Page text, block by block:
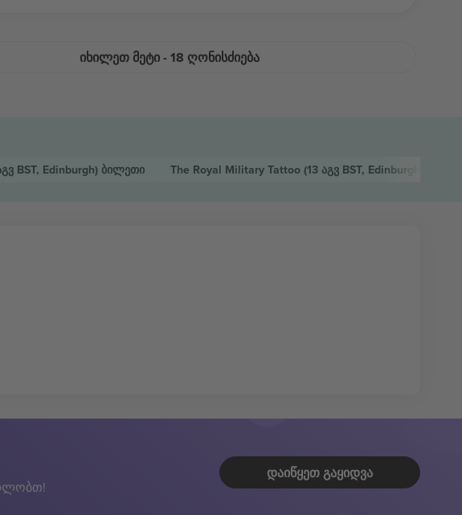
ᲘᲮᲘᲚᲔᲗ ᲛᲔᲢᲘ - 18 ᲦᲝᲜᲘᲡᲫᲘᲔᲑᲐ
BST, Edinburgh) ბილეთი The Royal Military Tattoo (13 აგვ BST, Edinburgh)
ᲓᲐᲘᲬᲧᲔᲗ ᲒᲐᲧᲘᲓᲕᲐ